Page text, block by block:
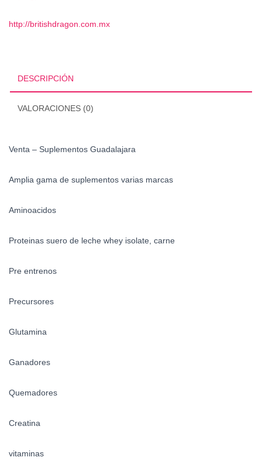
http://britishdragon.com.mx
DESCRIPCIÓN
VALORACIONES (0)
Venta – Suplementos Guadalajara
Amplia gama de suplementos varias marcas
Aminoacidos
Proteinas suero de leche whey isolate, carne
Pre entrenos
Precursores
Glutamina
Ganadores
Quemadores
Creatina
vitaminas